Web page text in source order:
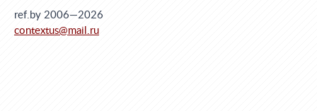
ref.by 2006—2026
contextus@mail.ru